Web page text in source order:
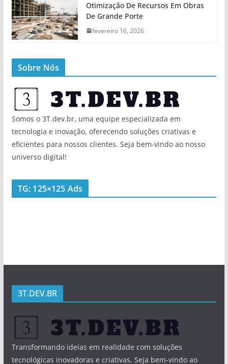
Otimização De Recursos Em Obras
De Grande Porte
fevereiro 16, 2026
Sobre Nós
Somos o 3T.dev.br, uma equipe especializada em
tecnologia e inovação, oferecendo soluções criativas e
eficientes para nossos clientes. Seja bem-vindo ao nosso
universo digital!
TG: 125×125 Ads
3T.DEV.BR
Transformando ideias em realidade com soluções
tecnológicas inovadoras e criativas. Seja bem-vindo ao